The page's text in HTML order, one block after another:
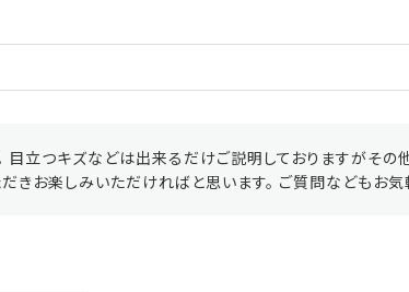
目立つキズなどは出来るだけご説明しておりますがその
お楽しみいただければと思います。 ご質問などもお気